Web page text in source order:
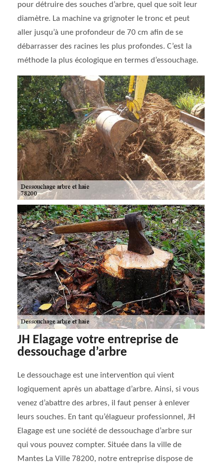
pour détruire des souches d’arbre, quel que soit leur
diamètre. La machine va grignoter le tronc et peut
aller jusqu’à une profondeur de 70 cm afin de se
débarrasser des racines les plus profondes. C’est la
méthode la plus écologique en termes d’essouchage.
JH Elagage votre entreprise de
dessouchage d’arbre
Le dessouchage est une intervention qui vient
logiquement après un abattage d’arbre. Ainsi, si vous
venez d’abattre des arbres, il faut penser à enlever
leurs souches. En tant qu’élagueur professionnel, JH
Elagage est une société de dessouchage d’arbre sur
qui vous pouvez compter. Située dans la ville de
Mantes La Ville 78200, notre entreprise dispose de